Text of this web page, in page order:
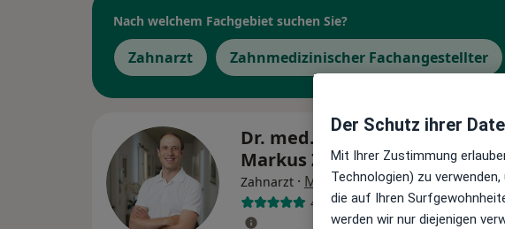
Nach welchem Fachgebiet suchen Sie?
Zahnarzt Zahnmedizinischer Fachangestellter
Dr. med. dent. M.Sc.
Markus Zaruba
Zahnarzt · Mehr
4 Bewertungen
Der Schutz ihrer
Mit Ihrer Zustimmung
Technologien) zu
die auf Ihren
werden wir nur diejenigen